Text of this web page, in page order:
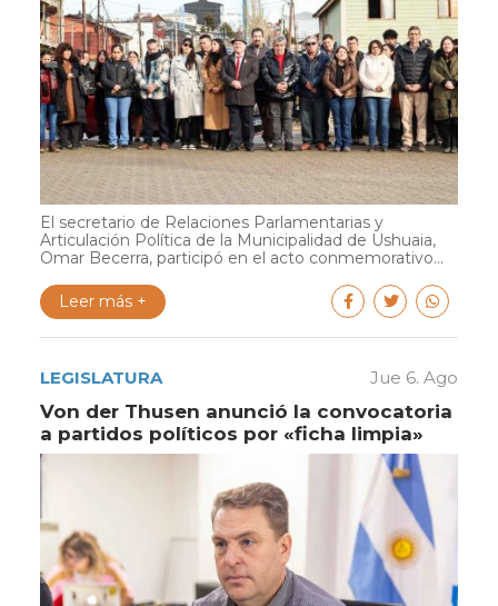
El secretario de Relaciones Parlamentarias y
Articulación Política de la Municipalidad de Ushuaia,
Omar Becerra, participó en el acto conmemorativo...
Leer más +
LEGISLATURA Jue 6. Ago
Von der Thusen anunció la convocatoria
a partidos políticos por «ficha limpia»